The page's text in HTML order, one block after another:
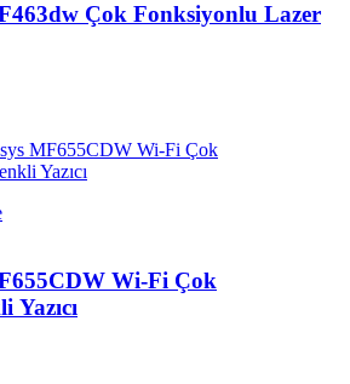
Çok Fonksiyonlu Lazer
Wi-Fi Çok